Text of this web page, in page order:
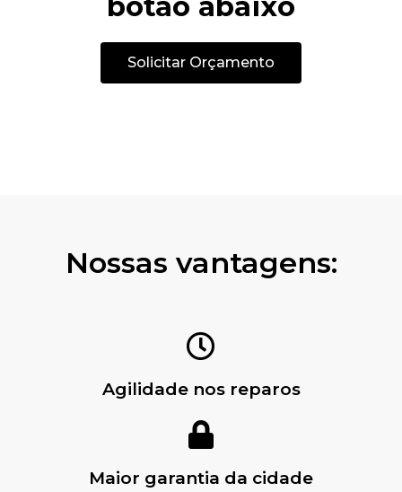
Solicitar Orçamento
Nossas vantagens:
Agilidade nos reparos
Maior garantia da cidade